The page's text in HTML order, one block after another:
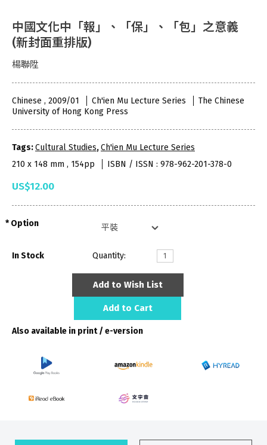
中國文化中「報」、「保」、「包」之意義
(新封面重排版)
楊聯陞
Chinese , 2009/01 Ch'ien Mu Lecture Series
The Chinese
University of Hong Kong Press
Tags:Cultural Studies,Ch'ien Mu Lecture Series
210 x 148 mm , 154pp
ISBN / ISSN : 978-962-201-378-0
US$12.00
Option
In Stock Quantity:
Add to Wish List
Add to Cart
Also available in print / e-version